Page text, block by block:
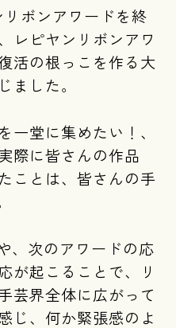
ボンアワードを終
レピヤンリボンアワ
活の根っこを作る大
ました。
一堂に集めたい！、
際に皆さんの作品
ことは、皆さんの手
、次のアワードの応
が起こることで、リ
芸界全体に広がって
じ、何か緊張感のよ